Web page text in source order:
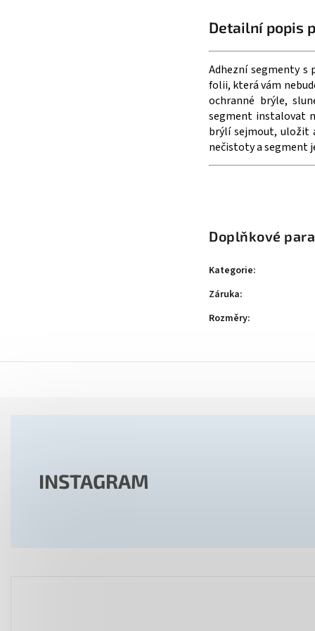
Detailní popis
Adhezní segmenty s
folii, která vám
ochranné brýle,
segment instalovat
brýlí sejmout, uložit
nečistoty a segment
Doplňkové
Kategorie:
Záruka:
Rozměry:
INSTAGRAM